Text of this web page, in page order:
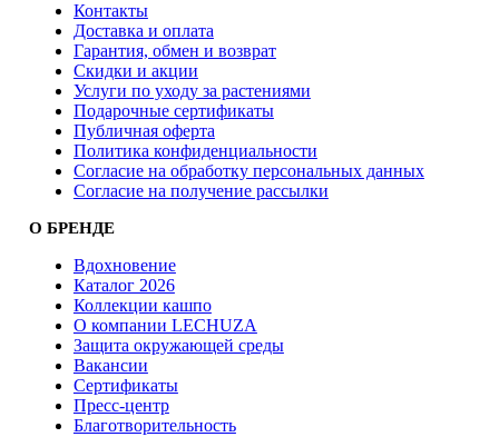
Контакты
Доставка и оплата
Гарантия, обмен и возврат
Скидки и акции
Услуги по уходу за растениями
Подарочные сертификаты
Публичная оферта
Политика конфиденциальности
Согласие на обработку персональных данных
Согласие на получение рассылки
О БРЕНДЕ
Вдохновение
Каталог 2026
Коллекции кашпо
О компании LECHUZA
Защита окружающей среды
Вакансии
Сертификаты
Пресс-центр
Благотворительность